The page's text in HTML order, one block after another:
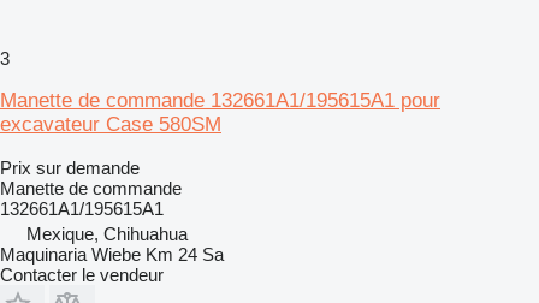
3
Manette de commande 132661A1/195615A1 pour
excavateur Case 580SM
Prix sur demande
Manette de commande
132661A1/195615A1
Mexique, Chihuahua
Maquinaria Wiebe Km 24 Sa
Contacter le vendeur